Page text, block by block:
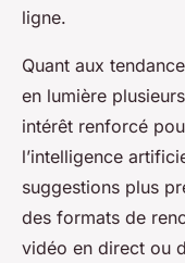
ligne.
Quant aux
en lumière
intérêt renforcé
l’intelligence
suggestions plus
des formats de
vidéo en direct ou